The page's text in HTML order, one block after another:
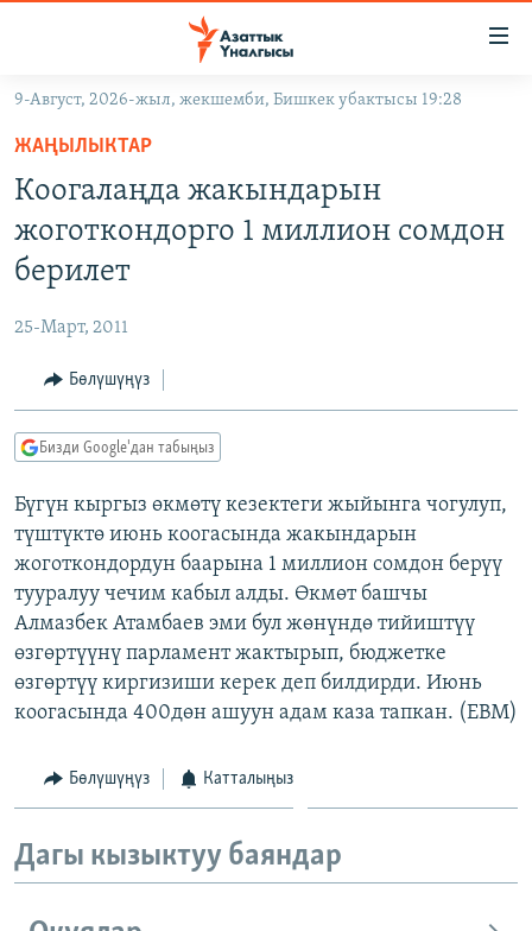
Навигацияга
өтүңүз
Издөөгө
салыңыз
МАДАНИЯТ
УКРАИНА
ТВ ПРОГРАММАЛАР
БҮГҮН АЗАТТЫКТА
ДАНИСТЕ
АЗАТТЫК+
ПОДКАСТ
ОНЛАЙН ШЕРИНЕ
ЭЕ/АРнун бардык сайттары
9-Август, 2026-жыл, жекшемби, Бишкек убактысы 19:28
ЖАҢЫЛЫКТАР
Коогалаңда жакындарын
жоготкондорго 1 миллион сомдон
берилет
25-Март, 2011
Бөлүшүңүз
Бизди Google'дан табыңыз
Бүгүн кыргыз өкмөтү кезектеги жыйынга чогулуп,
түштүктө июнь коогасында жакындарын
жоготкондордун баарына 1 миллион сомдон берүү
тууралуу чечим кабыл алды. Өкмөт башчы
Алмазбек Атамбаев эми бул жөнүндө тийиштүү
өзгөртүүнү парламент жактырып, бюджетке
өзгөртүү киргизиши керек деп билдирди. Июнь
коогасында 400дөн ашуун адам каза тапкан. (EBM)
Бөлүшүңүз Катталыңыз
Дагы кызыктуу баяндар